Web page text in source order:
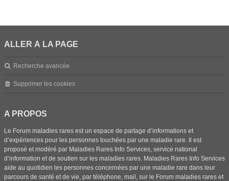
ALLER À LA PAGE
Recherche avancée
Supprimer les cookies
A PROPOS
Le Forum maladies rares est un espace de partage d’informations et
d’expériences pour les personnes touchées par une maladie rare. Il est
proposé et modéré par Maladies Rares Info Services, service national
d’information et de soutien sur les maladies rares. Maladies Rares Info Services
aide au quotidien les personnes concernées par une maladie rare dans leur
parcours de santé et de vie, par téléphone, mail, sur le Forum maladies rares et